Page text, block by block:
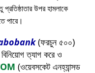
প্রতিষ্ঠাতার উপর হামলাকে
পারে।
(ফরচুন ৫০০)
ত্যাগ করে ও
(ওয়েবসকেট এনহ্যান্সড